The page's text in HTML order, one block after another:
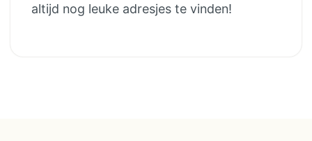
altijd nog leuke adresjes te vinden!